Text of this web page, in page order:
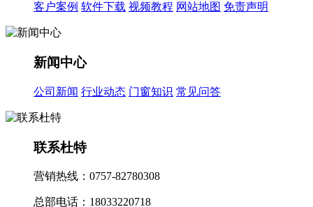
客户案例 软件下载 视频教程 网站地图 免责声明
新闻中心
公司新闻 行业动态 门窗知识 常见问答
联系杜特
营销热线：0757-82780308
总部电话：18033220718